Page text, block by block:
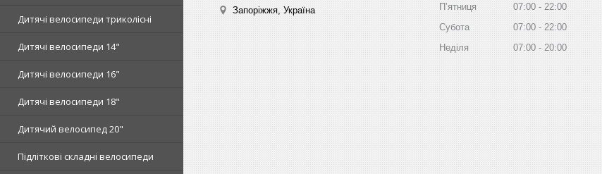
Дитячі велосипеди триколісні
Дитячі велосипеди 14"
Дитячі велосипеди 16"
Дитячі велосипеди 18"
Дитячий велосипед 20"
Підліткові складні велосипеди
Запоріжжя, Україна
Пʼятниця
07:00
22:00
Субота
07:00
22:00
Неділя
07:00 20:00